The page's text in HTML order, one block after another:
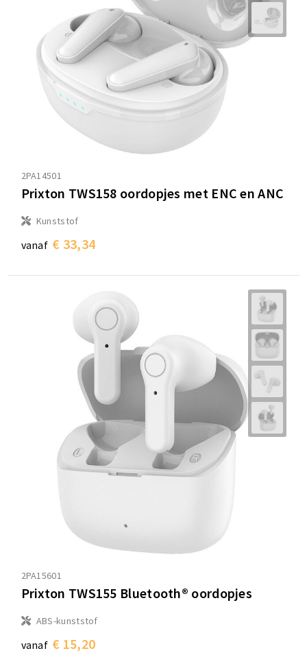
2PA14501
Prixton TWS158 oordopjes met ENC en ANC
Kunststof
vanaf € 33,34
2PA15601
Prixton TWS155 Bluetooth® oordopjes
ABS-kunststof
vanaf € 15,20